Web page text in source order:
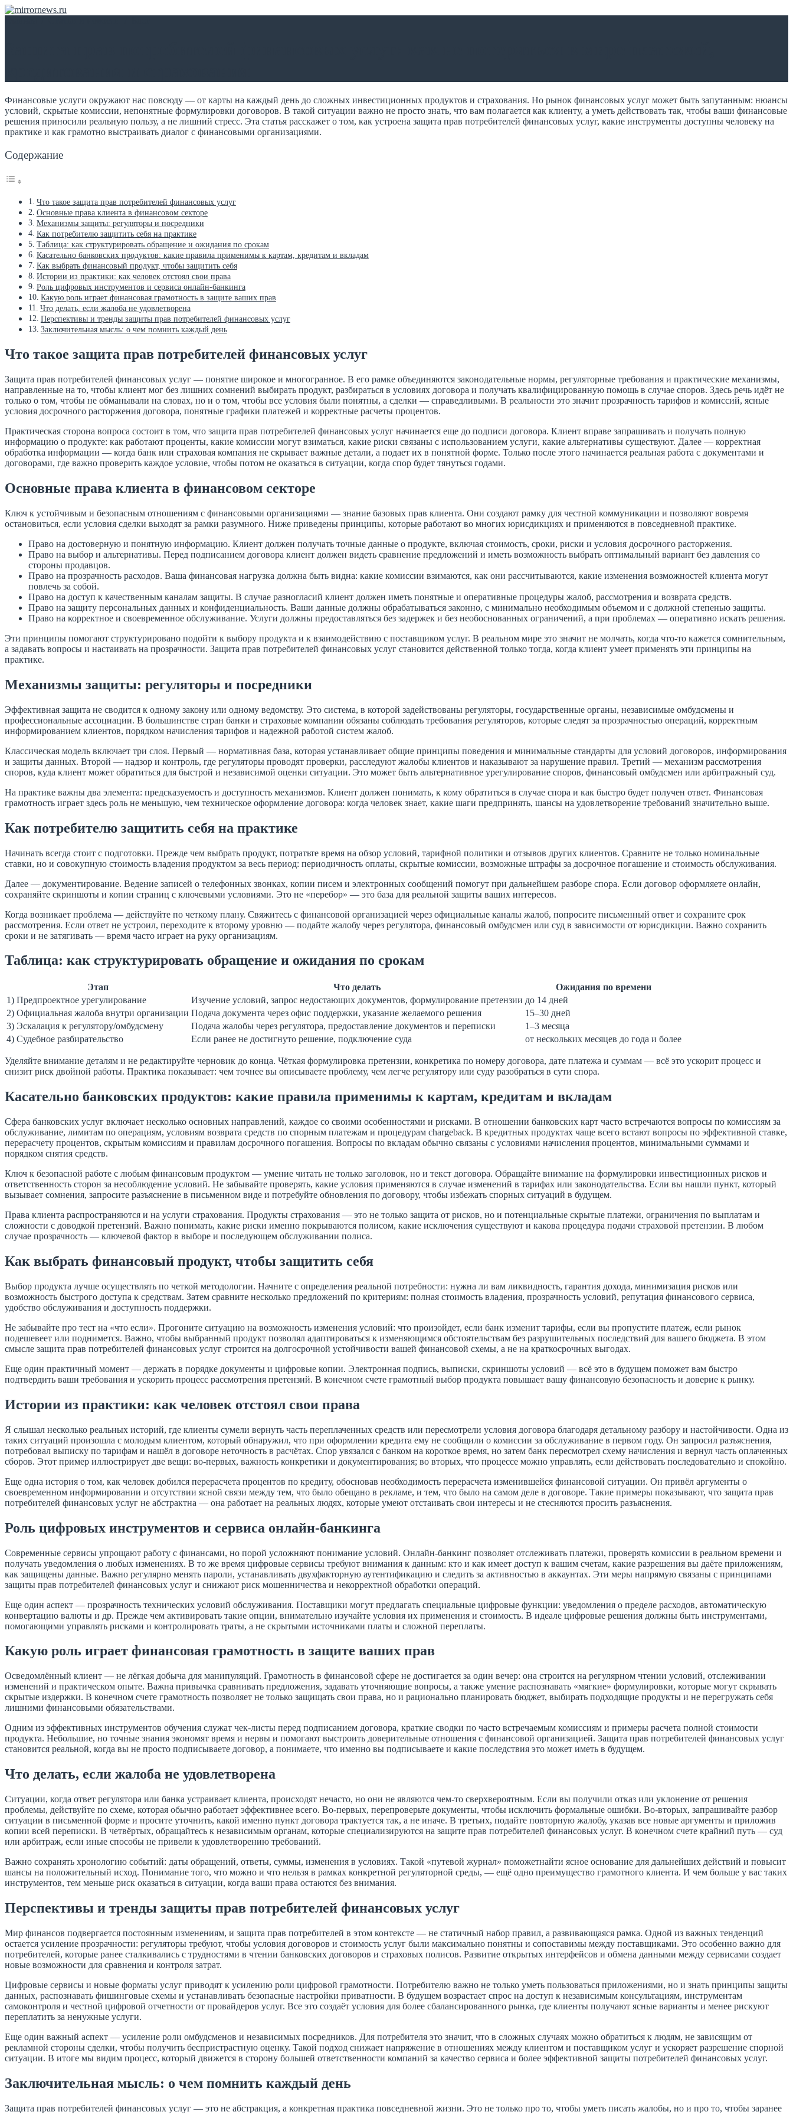
Финансовые услуги окружают нас повсюду — от карты на каждый день до сложных инвестиционных продуктов и страхования. Но рынок финансовых услуг может быть запутанным: нюансы
условий, скрытые комиссии, непонятные формулировки договоров. В такой ситуации важно не просто знать, что вам полагается как клиенту, а уметь действовать так, чтобы ваши финансовые
решения приносили реальную пользу, а не лишний стресс. Эта статья расскажет о том, как устроена защита прав потребителей финансовых услуг, какие инструменты доступны человеку на
практике и как грамотно выстраивать диалог с финансовыми организациями.
Содержание
Что такое защита прав потребителей финансовых услуг
Основные права клиента в финансовом секторе
Механизмы защиты: регуляторы и посредники
Как потребителю защитить себя на практике
Таблица: как структурировать обращение и ожидания по срокам
Касательно банковских продуктов: какие правила применимы к картам, кредитам и вкладам
Как выбрать финансовый продукт, чтобы защитить себя
Истории из практики: как человек отстоял свои права
Роль цифровых инструментов и сервиса онлайн-банкинга
Какую роль играет финансовая грамотность в защите ваших прав
Что делать, если жалоба не удовлетворена
Перспективы и тренды защиты прав потребителей финансовых услуг
Заключительная мысль: о чем помнить каждый день
Что такое защита прав потребителей финансовых услуг
Защита прав потребителей финансовых услуг — понятие широкое и многогранное. В его рамке объединяются законодательные нормы, регуляторные требования и практические механизмы,
направленные на то, чтобы клиент мог без лишних сомнений выбирать продукт, разбираться в условиях договора и получать квалифицированную помощь в случае споров. Здесь речь идёт не
только о том, чтобы не обманывали на словах, но и о том, чтобы все условия были понятны, а сделки — справедливыми. В реальности это значит прозрачность тарифов и комиссий, ясные
условия досрочного расторжения договора, понятные графики платежей и корректные расчеты процентов.
Практическая сторона вопроса состоит в том, что защита прав потребителей финансовых услуг начинается еще до подписи договора. Клиент вправе запрашивать и получать полную
информацию о продукте: как работают проценты, какие комиссии могут взиматься, какие риски связаны с использованием услуги, какие альтернативы существуют. Далее — корректная
обработка информации — когда банк или страховая компания не скрывает важные детали, а подает их в понятной форме. Только после этого начинается реальная работа с документами и
договорами, где важно проверить каждое условие, чтобы потом не оказаться в ситуации, когда спор будет тянуться годами.
Основные права клиента в финансовом секторе
Ключ к устойчивым и безопасным отношениям с финансовыми организациями — знание базовых прав клиента. Они создают рамку для честной коммуникации и позволяют вовремя
остановиться, если условия сделки выходят за рамки разумного. Ниже приведены принципы, которые работают во многих юрисдикциях и применяются в повседневной практике.
Право на достоверную и понятную информацию. Клиент должен получать точные данные о продукте, включая стоимость, сроки, риски и условия досрочного расторжения.
Право на выбор и альтернативы. Перед подписанием договора клиент должен видеть сравнение предложений и иметь возможность выбрать оптимальный вариант без давления со
стороны продавцов.
Право на прозрачность расходов. Ваша финансовая нагрузка должна быть видна: какие комиссии взимаются, как они рассчитываются, какие изменения возможностей клиента могут
повлечь за собой.
Право на доступ к качественным каналам защиты. В случае разногласий клиент должен иметь понятные и оперативные процедуры жалоб, рассмотрения и возврата средств.
Право на защиту персональных данных и конфиденциальность. Ваши данные должны обрабатываться законно, с минимально необходимым объемом и с должной степенью защиты.
Право на корректное и своевременное обслуживание. Услуги должны предоставляться без задержек и без необоснованных ограничений, а при проблемах — оперативно искать решения.
Эти принципы помогают структурировано подойти к выбору продукта и к взаимодействию с поставщиком услуг. В реальном мире это значит не молчать, когда что-то кажется сомнительным,
а задавать вопросы и настаивать на прозрачности. Защита прав потребителей финансовых услуг становится действенной только тогда, когда клиент умеет применять эти принципы на
практике.
Механизмы защиты: регуляторы и посредники
Эффективная защита не сводится к одному закону или одному ведомству. Это система, в которой задействованы регуляторы, государственные органы, независимые омбудсмены и
профессиональные ассоциации. В большинстве стран банки и страховые компании обязаны соблюдать требования регуляторов, которые следят за прозрачностью операций, корректным
информированием клиентов, порядком начисления тарифов и надежной работой систем жалоб.
Классическая модель включает три слоя. Первый — нормативная база, которая устанавливает общие принципы поведения и минимальные стандарты для условий договоров, информирования
и защиты данных. Второй — надзор и контроль, где регуляторы проводят проверки, расследуют жалобы клиентов и наказывают за нарушение правил. Третий — механизм рассмотрения
споров, куда клиент может обратиться для быстрой и независимой оценки ситуации. Это может быть альтернативное урегулирование споров, финансовый омбудсмен или арбитражный суд.
На практике важны два элемента: предсказуемость и доступность механизмов. Клиент должен понимать, к кому обратиться в случае спора и как быстро будет получен ответ. Финансовая
грамотность играет здесь роль не меньшую, чем техническое оформление договора: когда человек знает, какие шаги предпринять, шансы на удовлетворение требований значительно выше.
Как потребителю защитить себя на практике
Начинать всегда стоит с подготовки. Прежде чем выбрать продукт, потратьте время на обзор условий, тарифной политики и отзывов других клиентов. Сравните не только номинальные
ставки, но и совокупную стоимость владения продуктом за весь период: периодичность оплаты, скрытые комиссии, возможные штрафы за досрочное погашение и стоимость обслуживания.
Далее — документирование. Ведение записей о телефонных звонках, копии писем и электронных сообщений помогут при дальнейшем разборе спора. Если договор оформляете онлайн,
сохраняйте скриншоты и копии страниц с ключевыми условиями. Это не «перебор» — это база для реальной защиты ваших интересов.
Когда возникает проблема — действуйте по четкому плану. Свяжитесь с финансовой организацией через официальные каналы жалоб, попросите письменный ответ и сохраните срок
рассмотрения. Если ответ не устроил, переходите к второму уровню — подайте жалобу через регулятора, финансовый омбудсмен или суд в зависимости от юрисдикции. Важно сохранить
сроки и не затягивать — время часто играет на руку организациям.
Таблица: как структурировать обращение и ожидания по срокам
Этап Что делать
Ожидания по времени
1) Предпроектное урегулирование
Изучение условий, запрос недостающих документов, формулирование претензии до 14 дней
2) Официальная жалоба внутри организации Подача документа через офис поддержки, указание желаемого решения
15–30 дней
3) Эскалация к регулятору/омбудсмену
Подача жалобы через регулятора, предоставление документов и переписки
1–3 месяца
4) Судебное разбирательство
Если ранее не достигнуто решение, подключение суда от нескольких месяцев до года и более
Уделяйте внимание деталям и не редактируйте черновик до конца. Чёткая формулировка претензии, конкретика по номеру договора, дате платежа и суммам — всё это ускорит процесс и
снизит риск двойной работы. Практика показывает: чем точнее вы описываете проблему, чем легче регулятору или суду разобраться в сути спора.
Касательно банковских продуктов: какие правила применимы к картам, кредитам и вкладам
Сфера банковских услуг включает несколько основных направлений, каждое со своими особенностями и рисками. В отношении банковских карт часто встречаются вопросы по комиссиям за
обслуживание, лимитам по операциям, условиям возврата средств по спорным платежам и процедурам chargeback. В кредитных продуктах чаще всего встают вопросы по эффективной ставке,
перерасчету процентов, скрытым комиссиям и правилам досрочного погашения. Вопросы по вкладам обычно связаны с условиями начисления процентов, минимальными суммами и
порядком снятия средств.
Ключ к безопасной работе с любым финансовым продуктом — умение читать не только заголовок, но и текст договора. Обращайте внимание на формулировки инвестиционных рисков и
ответственность сторон за несоблюдение условий. Не забывайте проверять, какие условия применяются в случае изменений в тарифах или законодательства. Если вы нашли пункт, который
вызывает сомнения, запросите разъяснение в письменном виде и потребуйте обновления по договору, чтобы избежать спорных ситуаций в будущем.
Права клиента распространяются и на услуги страхования. Продукты страхования — это не только защита от рисков, но и потенциальные скрытые платежи, ограничения по выплатам и
сложности с доводкой претензий. Важно понимать, какие риски именно покрываются полисом, какие исключения существуют и какова процедура подачи страховой претензии. В любом
случае прозрачность — ключевой фактор в выборе и последующем обслуживании полиса.
Как выбрать финансовый продукт, чтобы защитить себя
Выбор продукта лучше осуществлять по четкой методологии. Начните с определения реальной потребности: нужна ли вам ликвидность, гарантия дохода, минимизация рисков или
возможность быстрого доступа к средствам. Затем сравните несколько предложений по критериям: полная стоимость владения, прозрачность условий, репутация финансового сервиса,
удобство обслуживания и доступность поддержки.
Не забывайте про тест на «что если». Прогоните ситуацию на возможность изменения условий: что произойдет, если банк изменит тарифы, если вы пропустите платеж, если рынок
подешевеет или поднимется. Важно, чтобы выбранный продукт позволял адаптироваться к изменяющимся обстоятельствам без разрушительных последствий для вашего бюджета. В этом
смысле защита прав потребителей финансовых услуг строится на долгосрочной устойчивости вашей финансовой схемы, а не на краткосрочных выгодах.
Еще один практичный момент — держать в порядке документы и цифровые копии. Электронная подпись, выписки, скриншоты условий — всё это в будущем поможет вам быстро
подтвердить ваши требования и ускорить процесс рассмотрения претензий. В конечном счете грамотный выбор продукта повышает вашу финансовую безопасность и доверие к рынку.
Истории из практики: как человек отстоял свои права
Я слышал несколько реальных историй, где клиенты сумели вернуть часть переплаченных средств или пересмотрели условия договора благодаря детальному разбору и настойчивости. Одна из
таких ситуаций произошла с молодым клиентом, который обнаружил, что при оформлении кредита ему не сообщили о комиссии за обслуживание в первом году. Он запросил разъяснения,
потребовал выписку по тарифам и нашёл в договоре неточность в расчётах. Спор увязался с банком на короткое время, но затем банк пересмотрел схему начисления и вернул часть оплаченных
сборов. Этот пример иллюстрирует две вещи: во‑первых, важность конкретики и документирования; во вторых, что процессе можно управлять, если действовать последовательно и спокойно.
Еще одна история о том, как человек добился перерасчета процентов по кредиту, обосновав необходимость перерасчета изменившейся финансовой ситуации. Он привёл аргументы о
своевременном информировании и отсутствии ясной связи между тем, что было обещано в рекламе, и тем, что было на самом деле в договоре. Такие примеры показывают, что защита прав
потребителей финансовых услуг не абстрактна — она работает на реальных людях, которые умеют отстаивать свои интересы и не стесняются просить разъяснения.
Роль цифровых инструментов и сервиса онлайн-банкинга
Современные сервисы упрощают работу с финансами, но порой усложняют понимание условий. Онлайн-банкинг позволяет отслеживать платежи, проверять комиссии в реальном времени и
получать уведомления о любых изменениях. В то же время цифровые сервисы требуют внимания к данным: кто и как имеет доступ к вашим счетам, какие разрешения вы даёте приложениям,
как защищены данные. Важно регулярно менять пароли, устанавливать двухфакторную аутентификацию и следить за активностью в аккаунтах. Эти меры напрямую связаны с принципами
защиты прав потребителей финансовых услуг и снижают риск мошенничества и некорректной обработки операций.
Еще один аспект — прозрачность технических условий обслуживания. Поставщики могут предлагать специальные цифровые функции: уведомления о пределе расходов, автоматическую
конвертацию валюты и др. Прежде чем активировать такие опции, внимательно изучайте условия их применения и стоимость. В идеале цифровые решения должны быть инструментами,
помогающими управлять рисками и контролировать траты, а не скрытыми источниками платы и сложной переплаты.
Какую роль играет финансовая грамотность в защите ваших прав
Осведомлённый клиент — не лёгкая добыча для манипуляций. Грамотность в финансовой сфере не достигается за один вечер: она строится на регулярном чтении условий, отслеживании
изменений и практическом опыте. Важна привычка сравнивать предложения, задавать уточняющие вопросы, а также умение распознавать «мягкие» формулировки, которые могут скрывать
скрытые издержки. В конечном счете грамотность позволяет не только защищать свои права, но и рационально планировать бюджет, выбирать подходящие продукты и не перегружать себя
лишними финансовыми обязательствами.
Одним из эффективных инструментов обучения служат чек-листы перед подписанием договора, краткие сводки по часто встречаемым комиссиям и примеры расчета полной стоимости
продукта. Небольшие, но точные знания экономят время и нервы и помогают выстроить доверительные отношения с финансовой организацией. Защита прав потребителей финансовых услуг
становится реальной, когда вы не просто подписываете договор, а понимаете, что именно вы подписываете и какие последствия это может иметь в будущем.
Что делать, если жалоба не удовлетворена
Ситуации, когда ответ регулятора или банка устраивает клиента, происходят нечасто, но они не являются чем‑то сверхвероятным. Если вы получили отказ или уклонение от решения
проблемы, действуйте по схеме, которая обычно работает эффективнее всего. Во‑первых, перепроверьте документы, чтобы исключить формальные ошибки. Во‑вторых, запрашивайте разбор
ситуации в письменной форме и просите уточнить, какой именно пункт договора трактуется так, а не иначе. В третьих, подайте повторную жалобу, указав все новые аргументы и приложив
копии всей переписки. В четвёртых, обращайтесь к независимым органам, которые специализируются на защите прав потребителей финансовых услуг. В конечном счете крайний путь — суд
или арбитраж, если иные способы не привели к удовлетворению требований.
Важно сохранять хронологию событий: даты обращений, ответы, суммы, изменения в условиях. Такой «путевой журнал» поможетнайти ясное основание для дальнейших действий и повысит
шансы на положительный исход. Понимание того, что можно и что нельзя в рамках конкретной регуляторной среды, — ещё одно преимущество грамотного клиента. И чем больше у вас таких
инструментов, тем меньше риск оказаться в ситуации, когда ваши права остаются без внимания.
Перспективы и тренды защиты прав потребителей финансовых услуг
Мир финансов подвергается постоянным изменениям, и защита прав потребителей в этом контексте — не статичный набор правил, а развивающаяся рамка. Одной из важных тенденций
остается усиление прозрачности: регуляторы требуют, чтобы условия договоров и стоимость услуг были максимально понятны и сопоставимы между поставщиками. Это особенно важно для
потребителей, которые ранее сталкивались с трудностями в чтении банковских договоров и страховых полисов. Развитие открытых интерфейсов и обмена данными между сервисами создает
новые возможности для сравнения и контроля затрат.
Цифровые сервисы и новые форматы услуг приводят к усилению роли цифровой грамотности. Потребителю важно не только уметь пользоваться приложениями, но и знать принципы защиты
данных, распознавать фишинговые схемы и устанавливать безопасные настройки приватности. В будущем возрастает спрос на доступ к независимым консультациям, инструментам
самоконтроля и честной цифровой отчетности от провайдеров услуг. Все это создаёт условия для более сбалансированного рынка, где клиенты получают ясные варианты и менее рискуют
переплатить за ненужные услуги.
Еще один важный аспект — усиление роли омбудсменов и независимых посредников. Для потребителя это значит, что в сложных случаях можно обратиться к людям, не зависящим от
рекламной стороны сделки, чтобы получить беспристрастную оценку. Такой подход снижает напряжение в отношениях между клиентом и поставщиком услуг и ускоряет разрешение спорной
ситуации. В итоге мы видим процесс, который движется в сторону большей ответственности компаний за качество сервиса и более эффективной защиты потребителей финансовых услуг.
Заключительная мысль: о чем помнить каждый день
Защита прав потребителей финансовых услуг — это не абстракция, а конкретная практика повседневной жизни. Это не только про то, чтобы уметь писать жалобы, но и про то, чтобы заранее